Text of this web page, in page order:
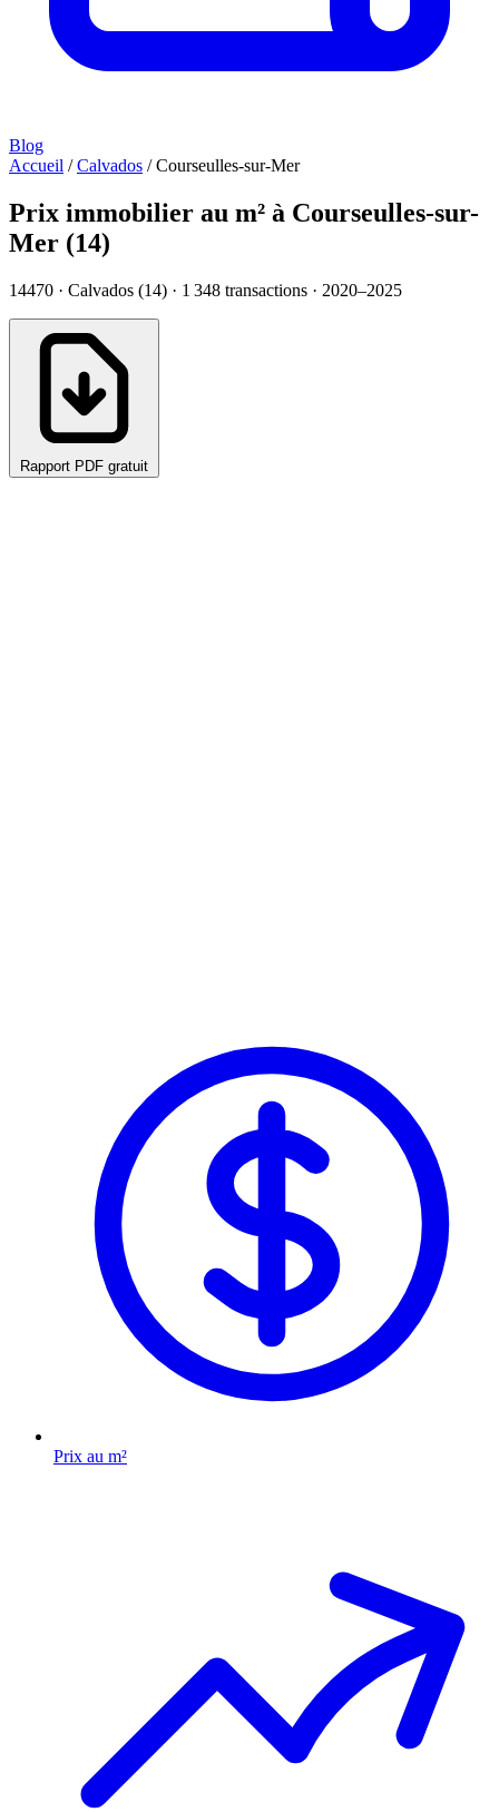
Blog
Accueil / Calvados / Courseulles-sur-Mer
Prix immobilier au m² à Courseulles-sur-
Mer (14)
14470 · Calvados (14) · 1 348 transactions · 2020–2025
Rapport PDF gratuit
Prix au m²